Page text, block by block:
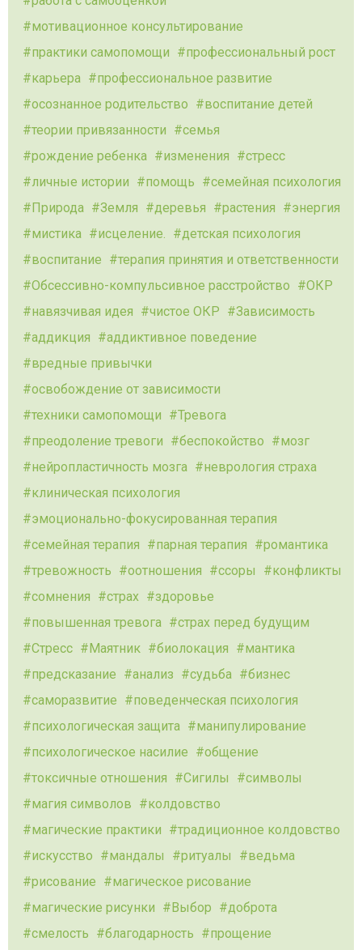
мотивационное консультирование
практики самопомощи
профессиональный рост
карьера
профессиональное развитие
осознанное родительство
воспитание детей
теории привязанности
семья
рождение ребенка
изменения
стресс
личные истории
помощь
семейная психология
Природа
Земля деревья растения
энергия
мистика
исцеление.
детская психология
воспитание
терапия принятия и ответственности
Обсессивно-компульсивное расстройство
ОКР
навязчивая идея
чистое ОКР
Зависимость
аддикция
аддиктивное поведение
вредные привычки
освобождение от зависимости
техники самопомощи
Тревога
преодоление тревоги
беспокойство
мозг
нейропластичность мозга
неврология страха
клиническая психология
эмоционально-фокусированная терапия
семейная терапия
парная терапия
романтика
тревожность
оотношения ссоры
конфликты
сомнения
страх
здоровье
повышенная тревога
страх перед будущим
Стресс
Маятник биолокация
мантика
предсказание
анализ судьба
бизнес
саморазвитие
поведенческая психология
психологическая защита
манипулирование
психологическое насилие
общение
токсичные отношения
Сигилы
символы
магия символов
колдовство
магические практики
традиционное колдовство
искусство
мандалы ритуалы
ведьма
рисование
магическое рисование
магические рисунки
Выбор
доброта
смелость
благодарность
прощение